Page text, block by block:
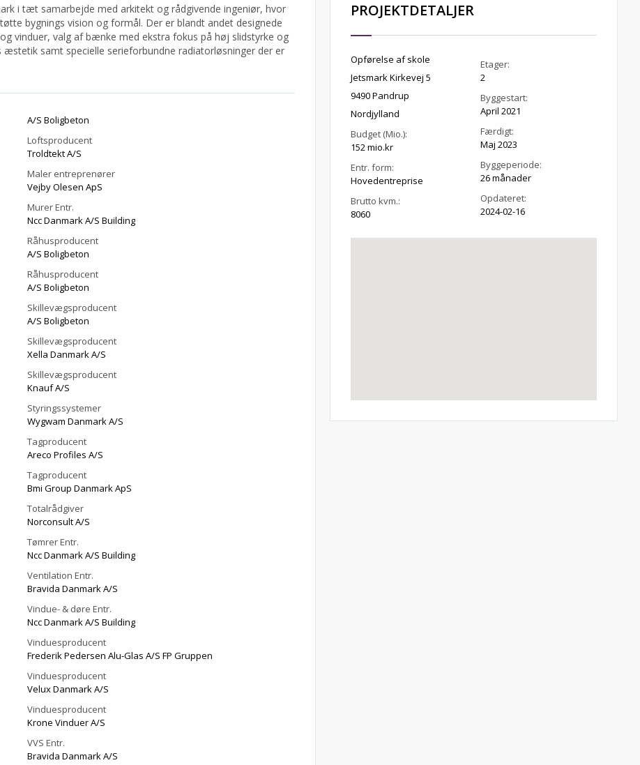
i tæt samarbejde med arkitekt og rådgivende ingeniør, hvor
bygnings vision og formål. Der er blandt andet designede
vinduer, valg af bænke med ekstra fokus på høj slidstyrke og
samt specielle serieforbundne radiatorløsninger der er
A/S Boligbeton
Loftsproducent
Troldtekt A/S
Maler entreprenører
Vejby Olesen ApS
Murer Entr.
Ncc Danmark A/S Building
Råhusproducent
A/S Boligbeton
Råhusproducent
A/S Boligbeton
Skillevægsproducent
A/S Boligbeton
Skillevægsproducent
Xella Danmark A/S
Skillevægsproducent
Knauf A/S
Styringssystemer
Wygwam Danmark A/S
Tagproducent
Areco Profiles A/S
Tagproducent
Bmi Group Danmark ApS
Totalrådgiver
Norconsult A/S
Tømrer Entr.
Ncc Danmark A/S Building
Ventilation Entr.
Bravida Danmark A/S
Vindue- & døre Entr.
Ncc Danmark A/S Building
Vinduesproducent
Frederik Pedersen Alu-Glas A/S FP Gruppen
Vinduesproducent
Velux Danmark A/S
Vinduesproducent
Krone Vinduer A/S
VVS Entr.
Bravida Danmark A/S
PROJEKTDETALJER
Opførelse af skole
Jetsmark Kirkevej 5
9490 Pandrup
Nordjylland
Budget (Mio.):
152 mio.kr
Entr. form:
Hovedentreprise
Brutto kvm.:
8060
Etager:
2
Byggestart:
April 2021
Færdigt:
Maj 2023
Byggeperiode:
26 månader
Opdateret:
2024-02-16